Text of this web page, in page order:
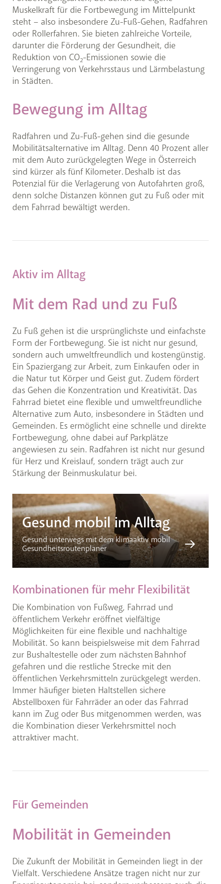
Muskelkraft für die Fortbewegung im Mittelpunkt
steht – also insbesondere Zu-Fuß-Gehen, Radfahren
oder Rollerfahren. Sie bieten zahlreiche Vorteile,
darunter die Förderung der Gesundheit, die
Reduktion von CO2-Emissionen sowie die
Verringerung von Verkehrsstaus und Lärmbelastung
in Städten.
Bewegung im Alltag
Radfahren und Zu-Fuß-gehen sind die gesunde
Mobilitätsalternative im Alltag. Denn 40 Prozent aller
mit dem Auto zurückgelegten Wege in Österreich
sind kürzer als fünf Kilometer. Deshalb ist das
Potenzial für die Verlagerung von Autofahrten groß,
denn solche Distanzen können gut zu Fuß oder mit
dem Fahrrad bewältigt werden.
Aktiv im Alltag
Mit dem Rad und zu Fuß
Zu Fuß gehen ist die ursprünglichste und einfachste
Form der Fortbewegung. Sie ist nicht nur gesund,
sondern auch umweltfreundlich und kostengünstig.
Ein Spaziergang zur Arbeit, zum Einkaufen oder in
die Natur tut Körper und Geist gut. Zudem fördert
das Gehen die Konzentration und Kreativität. Das
Fahrrad bietet eine flexible und umweltfreundliche
Alternative zum Auto, insbesondere in Städten und
Gemeinden. Es ermöglicht eine schnelle und direkte
Fortbewegung, ohne dabei auf Parkplätze
angewiesen zu sein. Radfahren ist nicht nur gesund
für Herz und Kreislauf, sondern trägt auch zur
Stärkung der Beinmuskulatur bei.
Gesund mobil im Alltag
Gesund unterwegs mit dem klimaaktiv mobil
Gesundheitsroutenplaner
Kombinationen für mehr Flexibilität
Die Kombination von Fußweg, Fahrrad und
öffentlichem Verkehr eröffnet vielfältige
Möglichkeiten für eine flexible und nachhaltige
Mobilität. So kann beispielsweise mit dem Fahrrad
zur Bushaltestelle oder zum nächsten Bahnhof
gefahren und die restliche Strecke mit den
öffentlichen Verkehrsmitteln zurückgelegt werden.
Immer häufiger bieten Haltstellen sichere
Abstellboxen für Fahrräder an oder das Fahrrad
kann im Zug oder Bus mitgenommen werden, was
die Kombination dieser Verkehrsmittel noch
attraktiver macht.
Für Gemeinden
Mobilität in Gemeinden
Die Zukunft der Mobilität in Gemeinden liegt in der
Vielfalt. Verschiedene Ansätze tragen nicht nur zur